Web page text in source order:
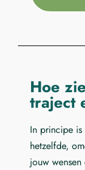
Hoe
traject
In principe is
hetzelfde,
jouw